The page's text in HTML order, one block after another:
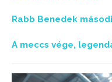
Rabb Benedek
A meccs vége,